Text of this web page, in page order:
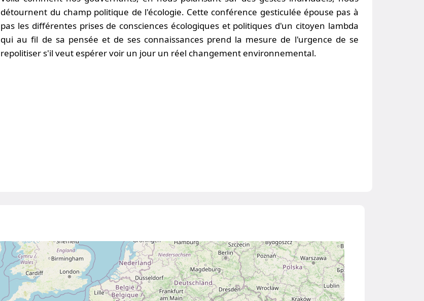
détournent du champ politique de l'écologie. Cette conférence gesticulée épouse pas à
pas les différentes prises de consciences écologiques et politiques d'un citoyen lambda
qui au fil de sa pensée et de ses connaissances prend la mesure de l'urgence de se
repolitiser s'il veut espérer voir un jour un réel changement environnemental.